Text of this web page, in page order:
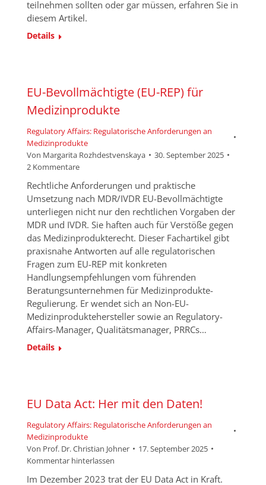
teilnehmen sollten oder gar müssen, erfahren Sie in
diesem Artikel.
Details
EU-Bevollmächtigte (EU-REP) für
Medizinprodukte
Regulatory Affairs: Regulatorische Anforderungen an
Medizinprodukte
Von Margarita Rozhdestvenskaya
30. September 2025
2 Kommentare
Rechtliche Anforderungen und praktische
Umsetzung nach MDR/IVDR EU-Bevollmächtigte
unterliegen nicht nur den rechtlichen Vorgaben der
MDR und IVDR. Sie haften auch für Verstöße gegen
das Medizinprodukterecht. Dieser Fachartikel gibt
praxisnahe Antworten auf alle regulatorischen
Fragen zum EU-REP mit konkreten
Handlungsempfehlungen vom führenden
Beratungsunternehmen für Medizinprodukte-
Regulierung. Er wendet sich an Non-EU-
Medizinproduktehersteller sowie an Regulatory-
Affairs-Manager, Qualitätsmanager, PRRCs…
Details
EU Data Act: Her mit den Daten!
Regulatory Affairs: Regulatorische Anforderungen an
Medizinprodukte
Von Prof. Dr. Christian Johner
17. September 2025
Kommentar hinterlassen
Im Dezember 2023 trat der EU Data Act in Kraft.